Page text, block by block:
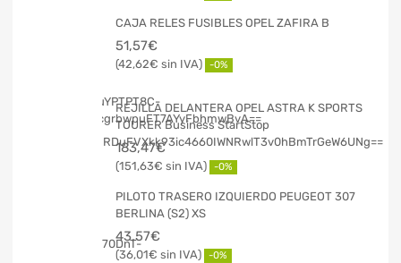
CAJA RELES FUSIBLES OPEL ZAFIRA B
51,57€
42,62€ -0%
REJILLA DELANTERA OPEL ASTRA K SPORTS
TOURER Business StartStop
183,47€
151,63€ -0%
PILOTO TRASERO IZQUIERDO PEUGEOT 307
BERLINA (S2) XS
43,57€
36,01€ -0%